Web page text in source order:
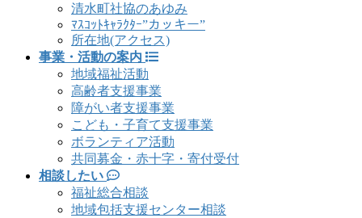
清水町社協のあゆみ
ﾏｽｺｯﾄｷｬﾗｸﾀｰ”カッキー”
所在地(アクセス)
事業・活動の案内
地域福祉活動
高齢者支援事業
障がい者支援事業
こども・子育て支援事業
ボランティア活動
共同募金・赤十字・寄付受付
相談したい
福祉総合相談
地域包括支援センター相談